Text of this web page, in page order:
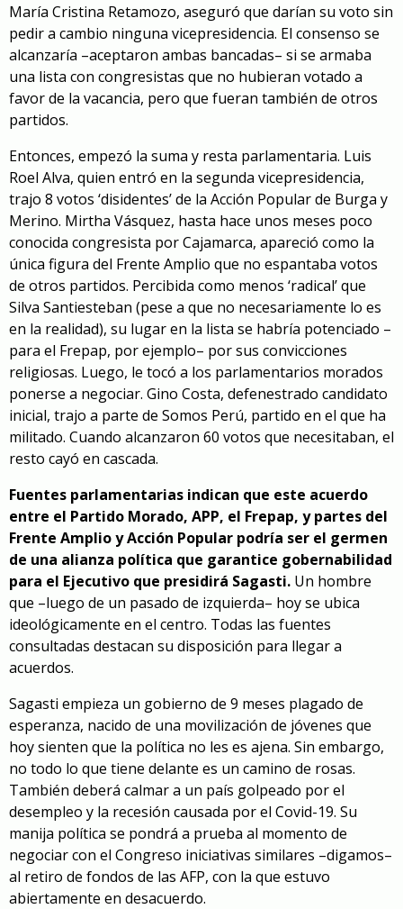
María Cristina Retamozo, aseguró que darían su voto sin
pedir a cambio ninguna vicepresidencia. El consenso se
alcanzaría –aceptaron ambas bancadas– si se armaba
una lista con congresistas que no hubieran votado a
favor de la vacancia, pero que fueran también de otros
partidos.
Entonces, empezó la suma y resta parlamentaria. Luis
Roel Alva, quien entró en la segunda vicepresidencia,
trajo 8 votos ‘disidentes’ de la Acción Popular de Burga y
Merino. Mirtha Vásquez, hasta hace unos meses poco
conocida congresista por Cajamarca, apareció como la
única figura del Frente Amplio que no espantaba votos
de otros partidos. Percibida como menos ‘radical’ que
Silva Santiesteban (pese a que no necesariamente lo es
en la realidad), su lugar en la lista se habría potenciado –
para el Frepap, por ejemplo– por sus convicciones
religiosas. Luego, le tocó a los parlamentarios morados
ponerse a negociar. Gino Costa, defenestrado candidato
inicial, trajo a parte de Somos Perú, partido en el que ha
militado. Cuando alcanzaron 60 votos que necesitaban, el
resto cayó en cascada.
Fuentes parlamentarias indican que este acuerdo
entre el Partido Morado, APP, el Frepap, y partes del
Frente Amplio y Acción Popular podría ser el germen
de una alianza política que garantice gobernabilidad
para el Ejecutivo que presidirá Sagasti. Un hombre
que –luego de un pasado de izquierda– hoy se ubica
ideológicamente en el centro. Todas las fuentes
consultadas destacan su disposición para llegar a
acuerdos.
Sagasti empieza un gobierno de 9 meses plagado de
esperanza, nacido de una movilización de jóvenes que
hoy sienten que la política no les es ajena. Sin embargo,
no todo lo que tiene delante es un camino de rosas.
También deberá calmar a un país golpeado por el
desempleo y la recesión causada por el Covid-19. Su
manija política se pondrá a prueba al momento de
negociar con el Congreso iniciativas similares –digamos–
al retiro de fondos de las AFP, con la que estuvo
abiertamente en desacuerdo.